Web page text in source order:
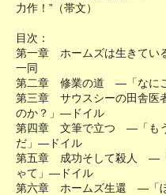
力作！”（帯文）
目次：
第一章 ホームズは生きて
一同
第二章 修業の道 ―「なに
第三章 サウスシーの田舎
のか？」―ドイル
第四章 文筆で立つ ―「もう
だ」―ドイル
第五章 成功そして殺人 ―「
ゃて」―ドイル
第六章 ホームズ生還 ―「ぼ